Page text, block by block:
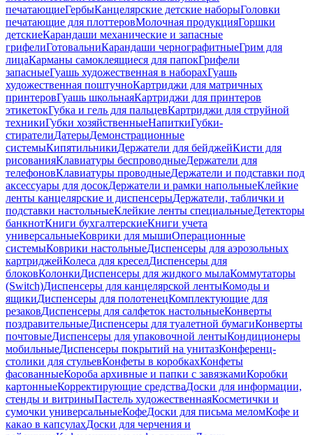
печатающиеГербыКанцелярские детские наборыГоловки
печатающие для плоттеровМолочная продукцияГоршки
детскиеКарандаши механические и запасные
грифелиГотовальниКарандаши чернографитныеГрим для
лицаКарманы самоклеящиеся для папокГрифели
запасныеГуашь художественная в наборахГуашь
художественная поштучноКартриджи для матричных
принтеровГуашь школьнаяКартриджи для принтеров
этикетокГубка и гель для пальцевКартриджи для струйной
техникиГубки хозяйственныеНапиткиГубки-
стирателиДатерыДемонстрационные
системыКипятильникиДержатели для бейджейКисти для
рисованияКлавиатуры беспроводныеДержатели для
телефоновКлавиатуры проводныеДержатели и подставки под
аксессуары для досокДержатели и рамки напольныеКлейкие
ленты канцелярские и диспенсерыДержатели, таблички и
подставки настольныеКлейкие ленты специальныеДетекторы
банкнотКниги бухгалтерскиеКниги учета
универсальныеКоврики для мышиОперационные
системыКоврики настольныеДиспенсеры для аэрозольных
картриджейКолеса для креселДиспенсеры для
блоковКолонкиДиспенсеры для жидкого мылаКоммутаторы
(Switch)Диспенсеры для канцелярской лентыКомоды и
ящикиДиспенсеры для полотенецКомплектующие для
резаковДиспенсеры для салфеток настольныеКонверты
поздравительныеДиспенсеры для туалетной бумагиКонверты
почтовыеДиспенсеры для упаковочной лентыКондиционеры
мобильныеДиспенсеры покрытий на унитазКонференц-
столики для стульевКонфеты в коробкахКонфеты
фасованныеКороба архивные и папки с завязкамиКоробки
картонныеКорректирующие средстваДоски для информации,
стенды и витриныПастель художественнаяКосметички и
сумочки универсальныеКофеДоски для письма меломКофе и
какао в капсулахДоски для черчения и